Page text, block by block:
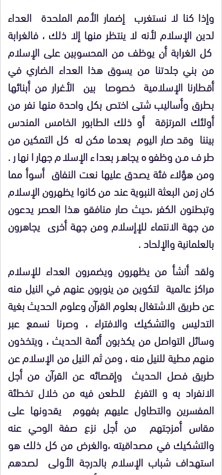
وإذا كنا لا نستغرب إضمار الأمم الملحدة العداء
لدين الإسلام لأنه لا ينتظر منها إلا ذلك ، فالغرابة
كل الغرابة أن يوظف من المحسوبين على الإسلام
من بني جلدتنا من يسوق هذا العداء الضاري في
أقطارنا الإسلامية خصوصا بين الأغرار من أبنائها
بطرق وأساليب شتى اختص بكل واحدة منها نفر من
أولئك المرتزقة أو ذلك الطابور الخامس المندس
بيننا وقد صار اليوم بعدما مكن له كل التمكين من
طرف من وظفوه يجاهر بعداء الإسلام جهارا نهار .
ومن هؤلاء فئة يصدق عليها نعت النفاق أسوأ مما
كان زمن البعثة النبوية عند من كانوا يظهرون الإسلام
وتبطنون الكفر ،حيث صار منافقو هذا العصر يدعون
من جهة الانتماء للإإسلام ومن جهة أخرى يجاهرون
بالعلمانية والإلحاد .
ولقد أنشأ من يظهرون ويضمرون العداء للإسلام
مراكز عالمية لتكوين من ينوبون عنهم في النيل منه
عن طريق الاشتغال بعلوم القرآن وعلوم الحديث بغية
التدليس والتشكيك والافتراء ، وصرنا نسمع عبر
وسائل التواصل من يكذبون أئمة الحديث ، ويتخذون
منهم مطية للنيل منه ، ومن ثم النيل من الإسلام عن
طريق فصل الحديث وإقصائه عن القرآن من أجل
الانفراد به و التفرغ للطعن فيه من خلال تخطئة
المفسرين والتطاول عليهم بفهوم يقدونها على
مقاس أمزجتهم من أجل نزع صفة الوحي عنه
والتشكيك في مصداقيته ،والغرض من كل ذلك هو
استهداف شباب الإسلام بالدرجة الأولى لصدهم